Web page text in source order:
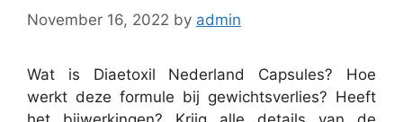
November 16, 2022 by admin
Wat is Diaetoxil Nederland Capsules? Hoe
werkt deze formule bij gewichtsverlies? Heeft